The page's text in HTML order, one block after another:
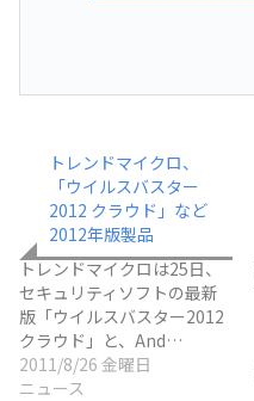
トレンドマイクロ、
「ウイルスバスター
2012 クラウド」など
2012年版製品
トレンドマイクロは25日、
セキュリティソフトの最新
版「ウイルスバスター2012
クラウド」と、And…
2011/8/26 金曜日
ニュース